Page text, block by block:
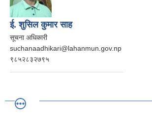
ई. शुसिल कुमार साह
सूचना अधिकारी
suchanaadhikari@lahanmun.gov.np
९८५२८३२७९५